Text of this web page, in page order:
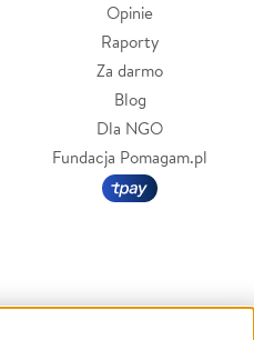
Opinie
Raporty
Za darmo
Blog
Dla NGO
Fundacja Pomagam.pl